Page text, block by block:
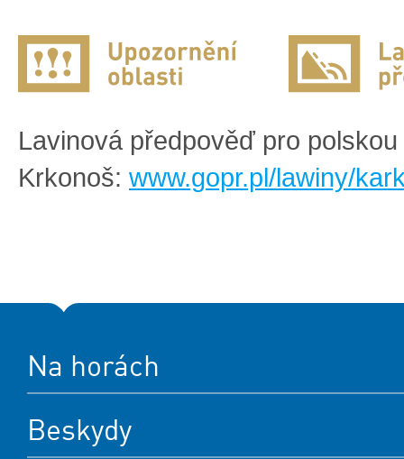
Lavinová předpověď pro
Krkonoš: www.gopr.pl/lawiny/
Na horách
Beskydy